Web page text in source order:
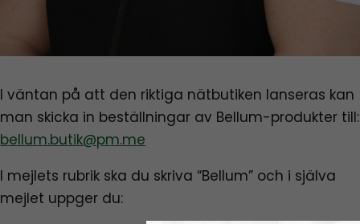
I väntan på att den riktiga nätbutiken lanseras kan
man skicka in beställningar av Bellum-produkter till:
bellum.butik@pm.me
I mejlets rubrik ska du skriva “Bellum” och i själva
mejlet uppger du: